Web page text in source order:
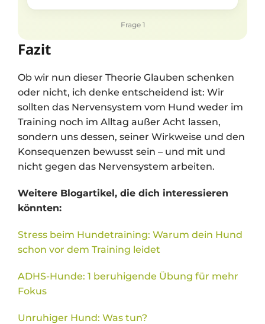
Frage 1
Fazit
Ob wir nun dieser Theorie Glauben schenken
oder nicht, ich denke entscheidend ist: Wir
sollten das Nervensystem vom Hund weder im
Training noch im Alltag außer Acht lassen,
sondern uns dessen, seiner Wirkweise und den
Konsequenzen bewusst sein – und mit und
nicht gegen das Nervensystem arbeiten.
Weitere Blogartikel, die dich interessieren
könnten:
Stress beim Hundetraining: Warum dein Hund
schon vor dem Training leidet
ADHS-Hunde: 1 beruhigende Übung für mehr
Fokus
Unruhiger Hund: Was tun?